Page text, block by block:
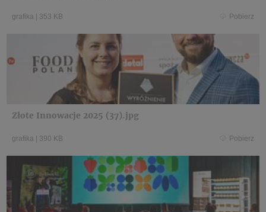
grafika 353 KB Pobierz
Złote Innowacje 2025 (37).jpg
grafika 390 KB Pobierz